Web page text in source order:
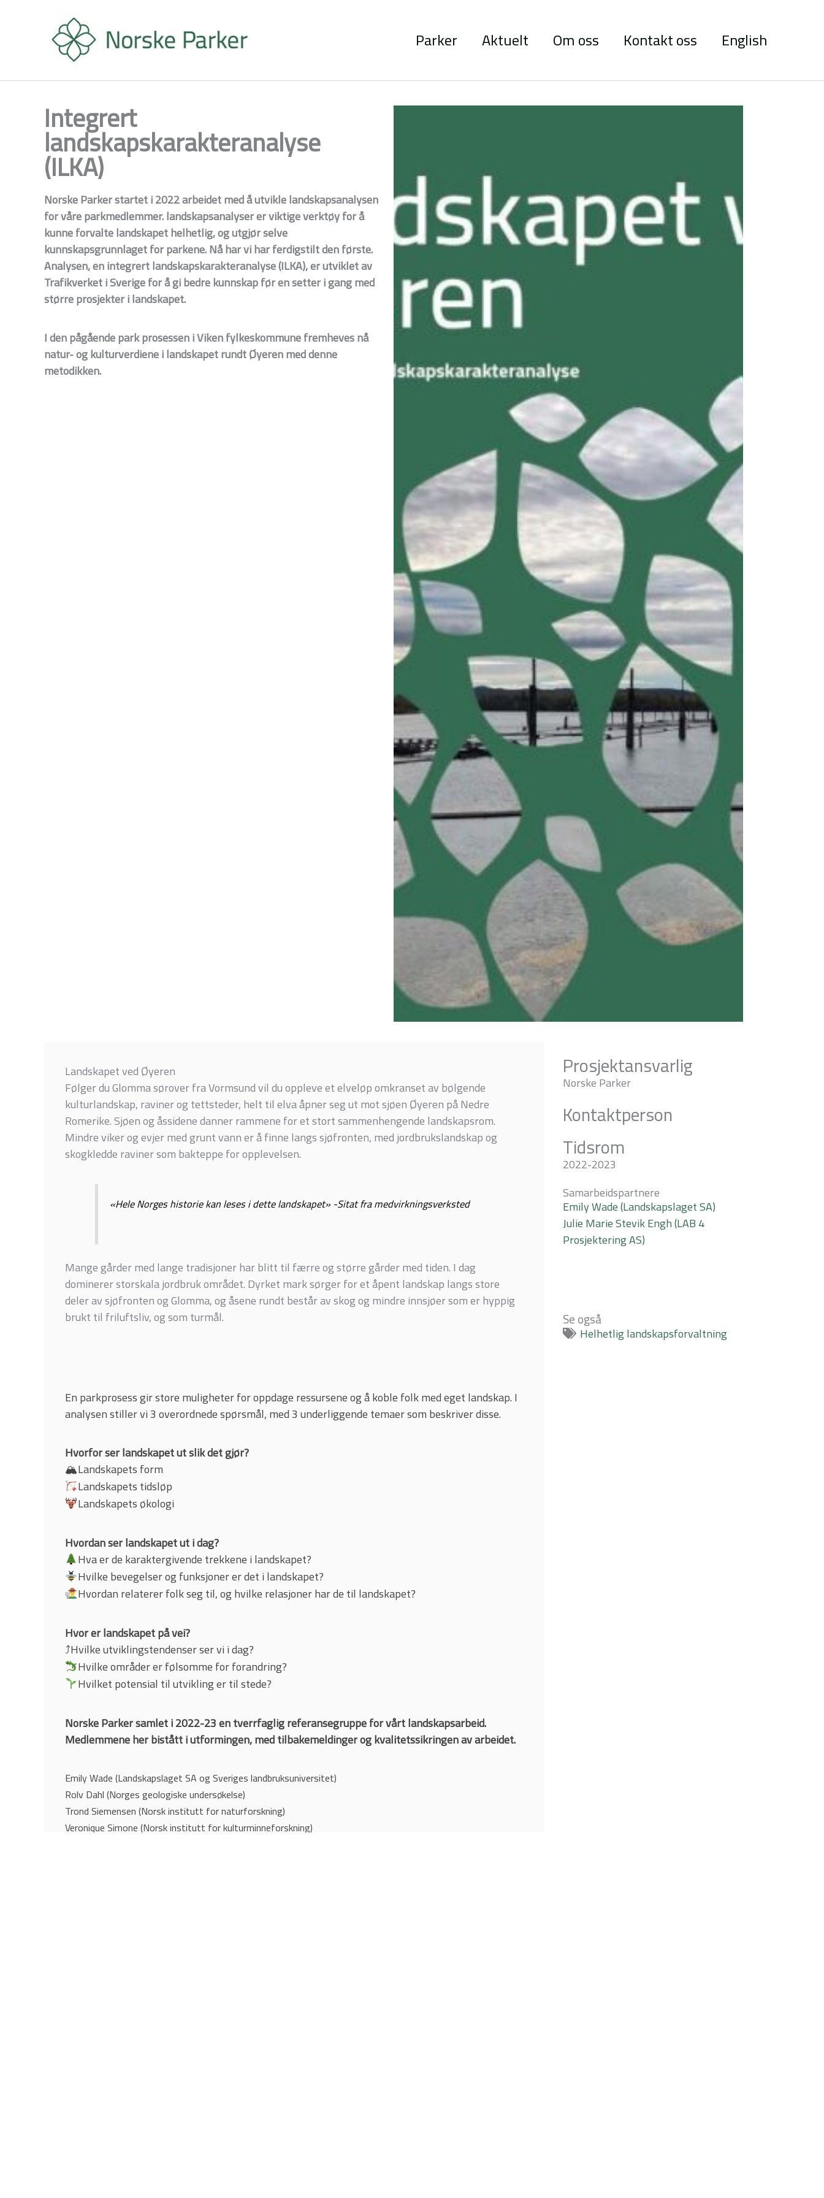
Parker Aktuelt Om oss Kontakt oss English
Integrert
landskapskarakteranalyse
(ILKA)
Norske Parker startet i 2022 arbeidet med å utvikle landskapsanalysen
for våre parkmedlemmer. landskapsanalyser er viktige verktøy for å
kunne forvalte landskapet helhetlig, og utgjør selve
kunnskapsgrunnlaget for parkene. Nå har vi har ferdigstilt den første.
Analysen, en integrert landskapskarakteranalyse (ILKA), er utviklet av
Trafikverketi Sverige for å gi bedre kunnskap før en setter i gang med
større prosjekter i landskapet.
I den pågående park prosessen i Viken fylkeskommune fremheves nå
natur- og kulturverdiene i landskapet rundt Øyeren med denne
metodikken.
Landskapet ved Øyeren
Følger du Glomma sørover fra Vormsund vil du oppleve et elveløp omkranset av bølgende
kulturlandskap, raviner og tettsteder, helt til elva åpner seg ut mot sjøen Øyeren på Nedre
Romerike. Sjøen og åssidene danner rammene for et stort sammenhengende landskapsrom.
Mindre viker og evjer med grunt vann er å finne langs sjøfronten, med jordbrukslandskap og
skogkledde raviner som bakteppe for opplevelsen.
«Hele Norges historie kan leses i dette landskapet» -Sitat fra medvirkningsverksted
Mange gårder med lange tradisjoner har blitt til færre og større gårder med tiden. I dag
dominerer storskala jordbruk området. Dyrket mark sørger for et åpent landskap langs store
deler av sjøfronten og Glomma, og åsene rundt består av skog og mindre innsjøer som er hyppig
brukt til friluftsliv, og som turmål.
En parkprosess gir store muligheter for oppdage ressursene og å koble folk med eget landskap. I
analysen stiller vi 3 overordnede spørsmål, med 3 underliggende temaer som beskriver disse.
Hvorfor ser landskapet ut slik det gjør?
🏔Landskapets form
Landskapets tidsløp
Landskapets økologi
Hvordan ser landskapet ut i dag?
Hva er de karaktergivende trekkene i landskapet?
Hvilke bevegelser og funksjoner er det i landskapet?
Hvordan relaterer folk seg til, og hvilke relasjoner har de til landskapet?
Hvor er landskapet på vei?
⤴Hvilke utviklingstendenser ser vi i dag?
Hvilke områder er følsomme for forandring?
Hvilket potensial til utvikling er til stede?
Norske Parker samlet i 2022-23 en tverrfaglig referansegruppe for vårt landskapsarbeid.
Medlemmene her bistått i utformingen, med tilbakemeldinger og kvalitetssikringen av arbeidet.
Emily Wade (Landskapslaget SA og Sveriges landbruksuniversitet)
Rolv Dahl (Norges geologiske undersøkelse)
Trond Siemensen (Norsk institutt for naturforskning)
Veronique Simone (Norsk institutt for kulturminneforskning)
Prosjektansvarlig
Norske Parker
Kontaktperson
Tidsrom
2022-2023
Samarbeidspartnere
Emily Wade (Landskapslaget SA)
Julie Marie Stevik Engh (LAB 4
Prosjektering AS)
Se også
Helhetlig landskapsforvaltning